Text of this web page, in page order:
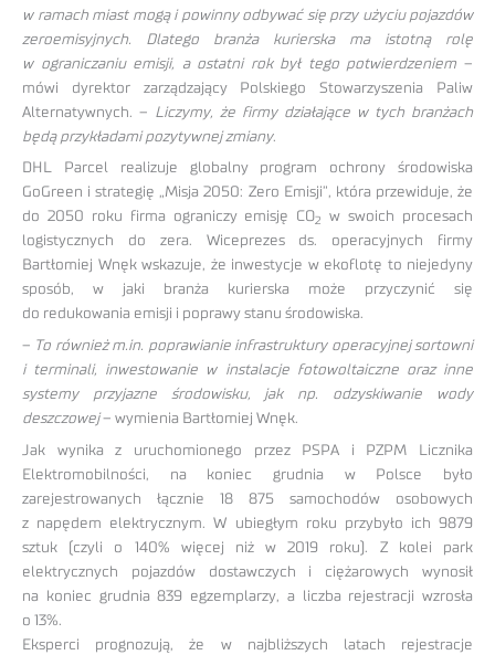
w ramach miast mogą i powinny odbywać się przy użyciu pojazdów
zeroemisyjnych. Dlatego branża kurierska ma istotną rolę
w ograniczaniu emisji, a ostatni rok był tego potwierdzeniem –
mówi dyrektor zarządzający Polskiego Stowarzyszenia Paliw
Alternatywnych. – Liczymy, że firmy działające w tych branżach
będą przykładami pozytywnej zmiany.
DHL Parcel realizuje globalny program ochrony środowiska
GoGreen i strategię „Misja 2050: Zero Emisji”, która przewiduje, że
do 2050 roku firma ograniczy emisję CO2
w swoich procesach
logistycznych do zera. Wiceprezes ds. operacyjnych firmy
Bartłomiej Wnęk wskazuje, że inwestycje w ekoflotę to niejedyny
sposób, w jaki branża kurierska może przyczynić się
do redukowania emisji i poprawy stanu środowiska.
– To również m.in. poprawianie infrastruktury operacyjnej sortowni
i terminali, inwestowanie w instalacje fotowoltaiczne oraz inne
systemy przyjazne środowisku, jak np. odzyskiwanie wody
deszczowej– wymienia Bartłomiej Wnęk.
Jak wynika z uruchomionego przez PSPA i PZPM Licznika
Elektromobilności, na koniec grudnia w Polsce było
zarejestrowanych łącznie 18 875 samochodów osobowych
z napędem elektrycznym. W ubiegłym roku przybyło ich 9879
sztuk (czyli o 140% więcej niż w 2019 roku). Z kolei park
elektrycznych pojazdów dostawczych i ciężarowych wynosił
na koniec grudnia 839 egzemplarzy, a liczba rejestracji wzrosła
o 13%.
Eksperci prognozują, że w najbliższych latach rejestracje